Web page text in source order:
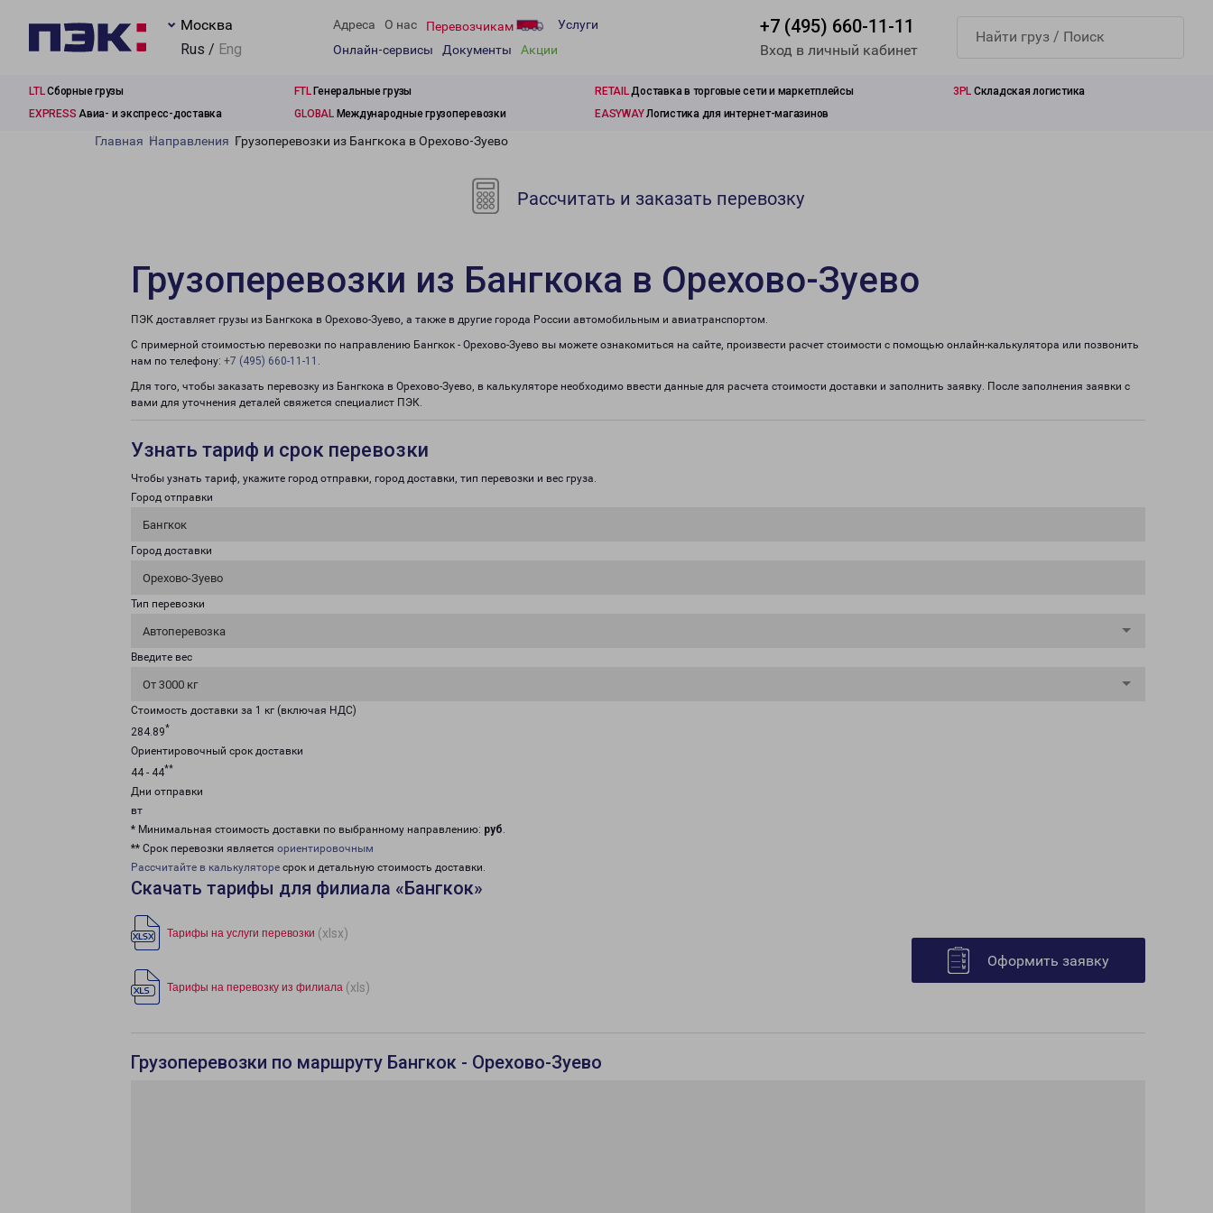
Москва
Rus / Eng
Адреса О нас Перевозчикам
Услуги
Онлайн-сервисы
Документы Акции
+7 (495) 660-11-11
Вход в личный кабинет
LTLСборные грузы FTLГенеральные грузы RETAILДоставка в торговые сети и маркетплейсы 3PL Складская логистика
EXPRESS Авиа- и экспресс-доставка GLOBALМеждународные грузоперевозки EASYWAYЛогистика для интернет-магазинов
Главная Направления Грузоперевозки из Бангкока в Орехово-Зуево
Рассчитать и заказать перевозку
Грузоперевозки из Бангкока в Орехово-Зуево
ПЭК доставляет грузы из Бангкока в Орехово-Зуево, а также в другие города России автомобильным и авиатранспортом.
С примерной стоимостью перевозки по направлению Бангкок - Орехово-Зуево вы можете ознакомиться на сайте, произвести расчет стоимости с помощью онлайн-калькулятора или позвонить
нам по телефону: +7 (495) 660-11-11 .
Для того, чтобы заказать перевозку из Бангкока в Орехово-Зуево, в калькуляторе необходимо ввести данные для расчета стоимости доставки и заполнить заявку. После заполнения заявки с
вами для уточнения деталей свяжется специалист ПЭК.
Узнать тариф и срок перевозки
Чтобы узнать тариф, укажите город отправки, город доставки, тип перевозки и вес груза.
Город отправки
Бангкок
Город доставки
Орехово-Зуево
Тип перевозки
Автоперевозка
Введите вес
От 3000 кг
Стоимость доставки за 1 кг (включая НДС)
284.89*
Ориентировочный срок доставки
44 - 44**
Дни отправки
вт
* Минимальная стоимость доставки по выбранному направлению: руб.
** Срок перевозки является ориентировочным
Рассчитайте в калькуляторе срок и детальную стоимость доставки.
Скачать тарифы для филиала «Бангкок»
Тарифы на услуги перевозки (xlsx)
Тарифы на перевозку из филиала (xls)
Оформить заявку
Грузоперевозки по маршруту Бангкок - Орехово-Зуево